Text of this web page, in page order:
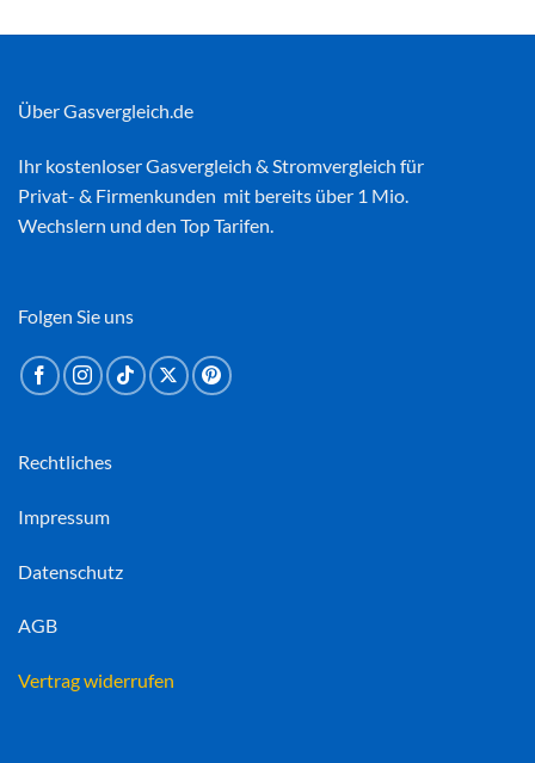
Über Gasvergleich.de
Ihr kostenloserGasvergleich & Stromvergleich für
Privat- & Firmenkunden mit bereits über 1 Mio.
Wechslern und den Top Tarifen.
Rechtliches
Impressum
Datenschutz
AGB
Vertrag widerrufen
Folgen Sie uns